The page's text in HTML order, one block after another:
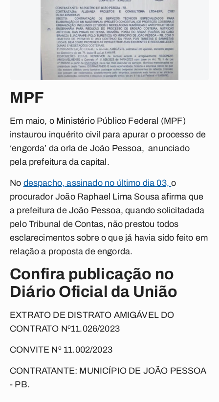
MPF
Em maio, o Ministério Público Federal (MPF)
instaurou inquérito civil para apurar o processo de
‘engorda’ da orla de João Pessoa, anunciado
pela prefeitura da capital.
No despacho, assinado no último dia 03,o
procurador João Raphael Lima Sousa afirma que
a prefeitura de João Pessoa, quando solicitadada
pelo Tribunal de Contas, não prestou todos
esclarecimentos sobre o que já havia sido feito em
relação a proposta de engorda.
Confira publicação no
Diário Oficial da União
EXTRATO DE DISTRATO AMIGÁVEL DO
CONTRATO Nº11.026/2023
CONVITE Nº 11.002/2023
CONTRATANTE: MUNICÍPIO DE JOÃO PESSOA
- PB.